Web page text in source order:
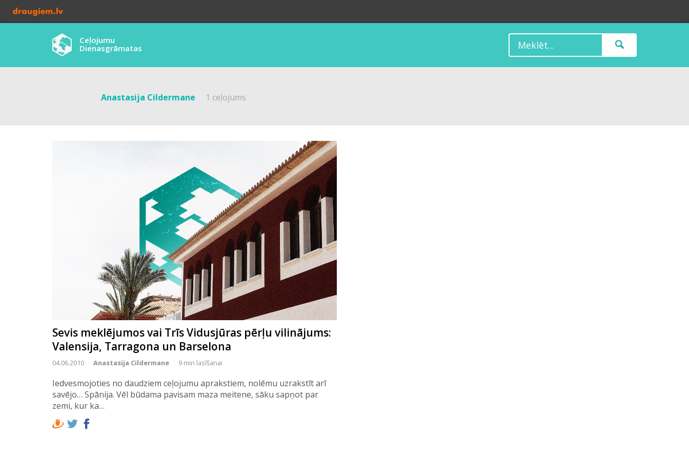
Ceļojumu
Dienasgrāmatas
Anastasija Cildermane 1 ceļojums
Sevis meklējumos vai Trīs Vidusjūras pērļu vilinājums:
Valensija, Tarragona un Barselona
04.06.2010 Anastasija Cildermane 9 min lasīšanai
Iedvesmojoties no daudziem ceļojumu aprakstiem, nolēmu uzrakstīt arī
savējo… Spānija. Vēl būdama pavisam maza meitene, sāku sapņot par
zemi, kur ka…